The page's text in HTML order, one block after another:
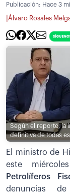
Publicación: Hace 3
Álvaro Rosales
Según el reporte, la
definitiva de todas
El ministro de
este
Petrolíferos
denuncias